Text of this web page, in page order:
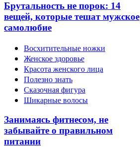
Брутальность не порок: 14
вещей, которые тешат мужское
самолюбие
Восхитительные ножки
Женское здоровье
Красота женского лица
Полезно знать
Сказочная фигура
Шикарные волосы
Занимаясь фитнесом, не
забывайте о правильном
питании